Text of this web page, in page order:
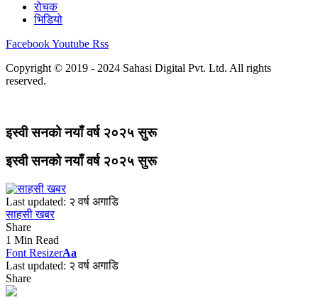
रोचक
भिडियो
FacebookYoutube Rss
Copyright © 2019 - 2024 Sahasi Digital Pvt. Ltd. All rights
reserved.
इस्वी सनको नयाँ वर्ष २०२५ सुरू
इस्वी सनको नयाँ वर्ष २०२५ सुरू
Last updated: २ वर्ष अगाडि
साहसी खबर
Share
1 Min Read
Font ResizerAa
Last updated: २ वर्ष अगाडि
Share